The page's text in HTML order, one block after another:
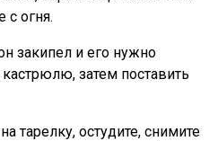
с огня.
закипел и его нужно
затем поставить
тарелку, остудите, снимите